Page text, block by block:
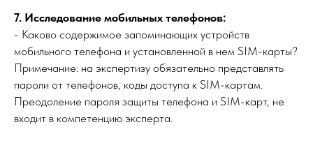
7. Исследование мобильных телефонов:
- Каково содержимое запоминающих устройств
мобильного телефона и установленной в нем SIM-карты?
Примечание: на экспертизу обязательно представлять
пароли от телефонов, коды доступа к SIM-картам.
Преодоление пароля защиты телефона и SIM-карт, не
входит в компетенцию эксперта.